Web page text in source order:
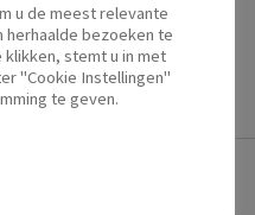
u de meest relevante
bezoeken te
stemt u in met
"Cookie Instellingen"
te geven.